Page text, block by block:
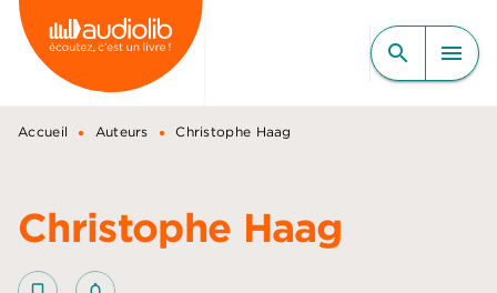
MENU RECHERCHE
CONTENU
PIED DE PAGE
search menu
Accueil • Auteurs • Christophe Haag
Christophe Haag